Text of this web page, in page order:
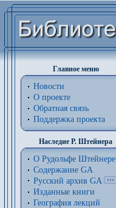
Главное меню
Новости
О проекте
Обратная связь
Поддержка проекта
Наследие Р. Штейнера
О Рудольфе Штейнере
Содержание GA
Русский архив GA
Изданные книги
География лекций